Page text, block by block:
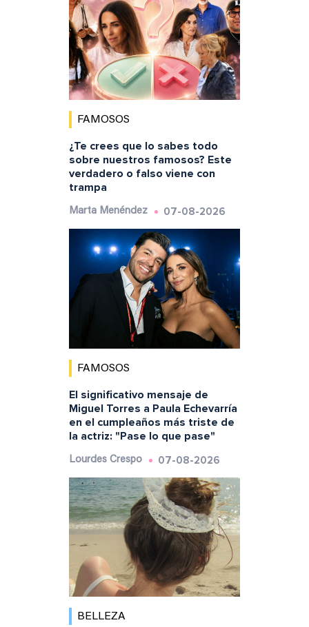
FAMOSOS
¿Te crees que lo sabes todo
sobre nuestros famosos? Este
verdadero o falso viene con
trampa
Marta Menéndez 07-08-2026
FAMOSOS
El significativo mensaje de
Miguel Torres a Paula Echevarría
en el cumpleaños más triste de
la actriz: "Pase lo que pase"
Lourdes Crespo 07-08-2026
BELLEZA